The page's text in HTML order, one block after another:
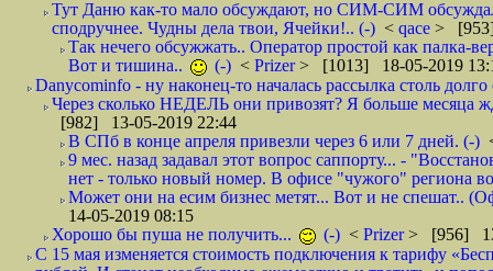
Тут Даню как-то мало обсуждают, но СИМ-СИМ
сподручнее. Чудны дела твои, Ячейки!.. (-) < qace > [953]
Так нечего обсужжать.. Оператор простой как палка-
Вот и тишина..
(-) < Prizer> [1013] 18-05-2019
Danycominfo - ну наконец-то началась рассылка столь
Через сколько НЕДЕЛЬ они привозят? Я больше месяца
[982] 13-05-2019 22:44
В СПб в конце апреля привезли через 6 или 7 дней. (-)
9 мес. назад задавал этот вопрос саппорту... -
нет - только новый номер. В офисе "чужого" региона
Может они на есим бизнес метят... Вот и не спешат..
14-05-2019 08:15
Хорошо бы пуша не получить...
(-) < Prizer> [956]
С 15 мая изменяется стоимость подключения к тарифу